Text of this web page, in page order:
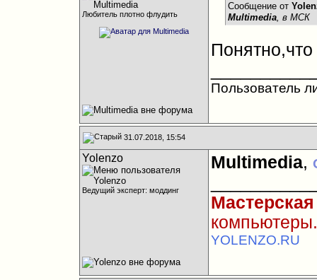
Любитель плотно флудить
Сообщение от
Multimedia, в МСК
Пользователь
31.07.2018, 15:54
Yolenzo
Ведущий эксперт: моддинг
Multimedia,
YOLENZO.RU